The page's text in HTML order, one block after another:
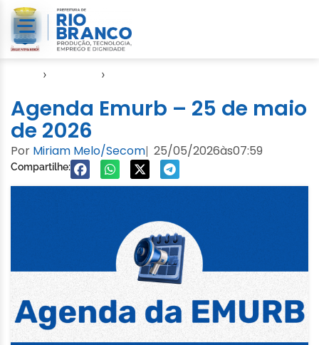
› ›
Agenda Emurb – 25 de maio
de 2026
Por Miriam Melo/Secom| 25/05/2026às07:59
Compartilhe: